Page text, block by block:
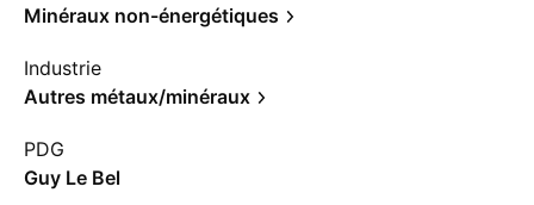
Minéraux non-énergétiques
Industrie
Autres métaux/minéraux
PDG
Guy Le Bel